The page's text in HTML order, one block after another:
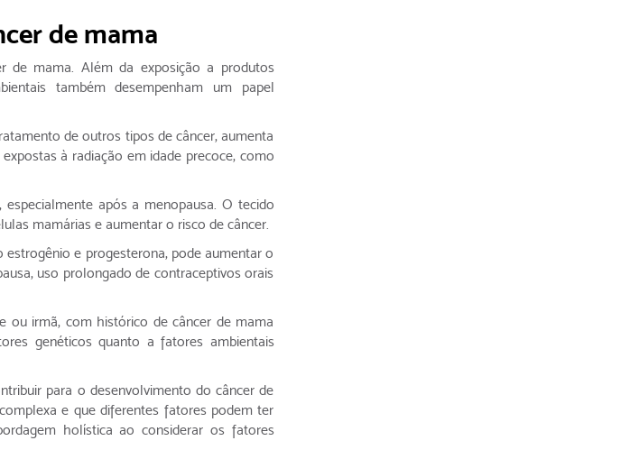
de mama
de mama. Além da exposição a produtos
também desempenham um papel
de outros tipos de câncer, aumenta
à radiação em idade precoce, como
após a menopausa. O tecido
mamárias e aumentar o risco de câncer.
e progesterona, pode aumentar o
uso prolongado de contraceptivos orais
ou irmã, com histórico de câncer de mama
genéticos quanto a fatores ambientais
para o desenvolvimento do câncer de
e que diferentes fatores podem ter
holística ao considerar os fatores